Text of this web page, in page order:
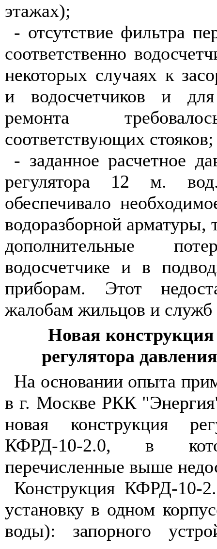
этажах);
- отсутствие фильтра
соответственно
некоторых случаях к
и водосчетчиков и
ремонта
соответствующих стояков;
- заданное расчетное
регулятора 12 м.
обеспечивало
водоразборной
дополнительные
водосчетчике и в
приборам. Этот
жалобам жильцов и служб
Новая
регулятора
На основании опыта
в г. Москве РКК
новая конструкция
КФРД-10-2.0, в
перечисленные выше
Конструкция КФРД-10-
установку в одном
воды): запорного